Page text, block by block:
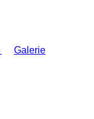
Galerie